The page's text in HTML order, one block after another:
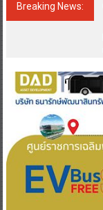
Breaking News: